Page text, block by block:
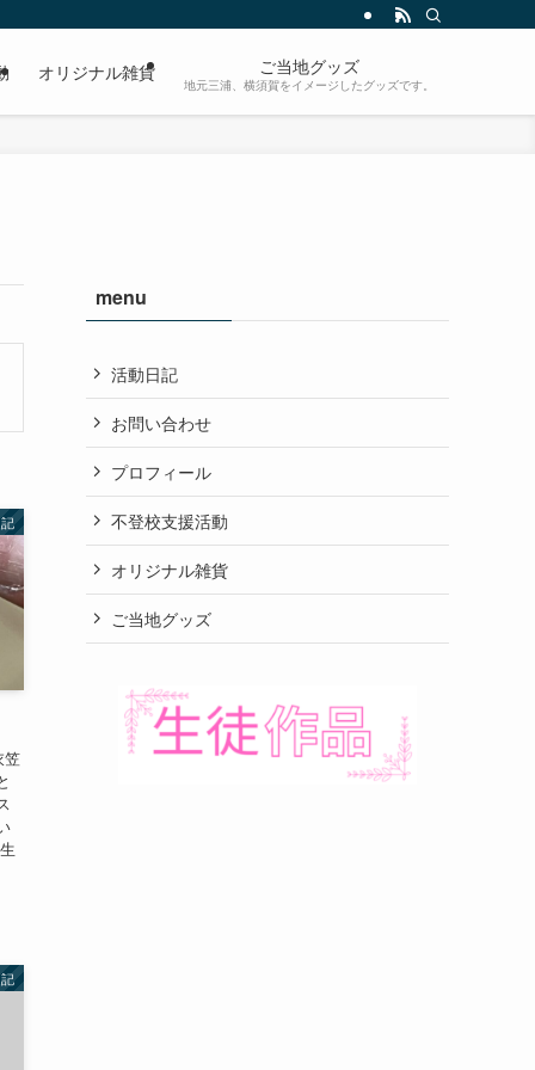
オリジナル雑貨 ご当地グッズ
地元三浦、横須賀をイメージしたグッズです。
笠
menu
活動日記
お問い合わせ
プロフィール
不登校支援活動
オリジナル雑貨
ご当地グッズ